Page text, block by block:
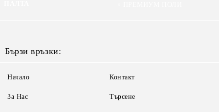
Бързи връзки:
Начало
За Нас
Контакт
Търсене